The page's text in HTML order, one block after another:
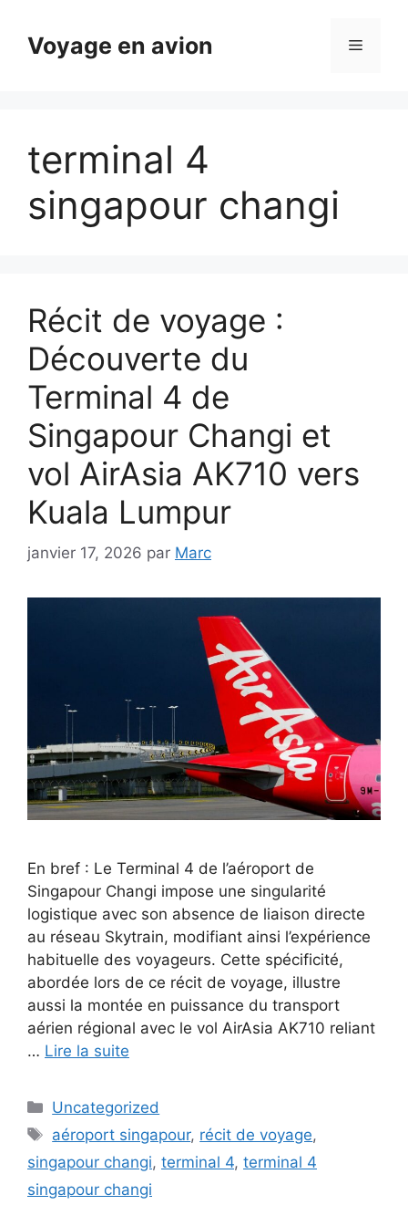
contenuVoyage en avion Menu
terminal 4
singapour changi
Récit de voyage :
Découverte du
Terminal 4 de
Singapour Changi et
vol AirAsia AK710 vers
Kuala Lumpur
janvier 17, 2026 par Marc
En bref : Le Terminal 4 de l’aéroport de
Singapour Changi impose une singularité
logistique avec son absence de liaison directe
au réseau Skytrain, modifiant ainsi l’expérience
habituelle des voyageurs. Cette spécificité,
abordée lors de ce récit de voyage, illustre
aussi la montée en puissance du transport
aérien régional avec le vol AirAsia AK710 reliant
… Lire la suite
Catégories
Uncategorized
Étiquettes
aéroport singapour, récit de voyage,
singapour changi, terminal 4, terminal 4
singapour changi